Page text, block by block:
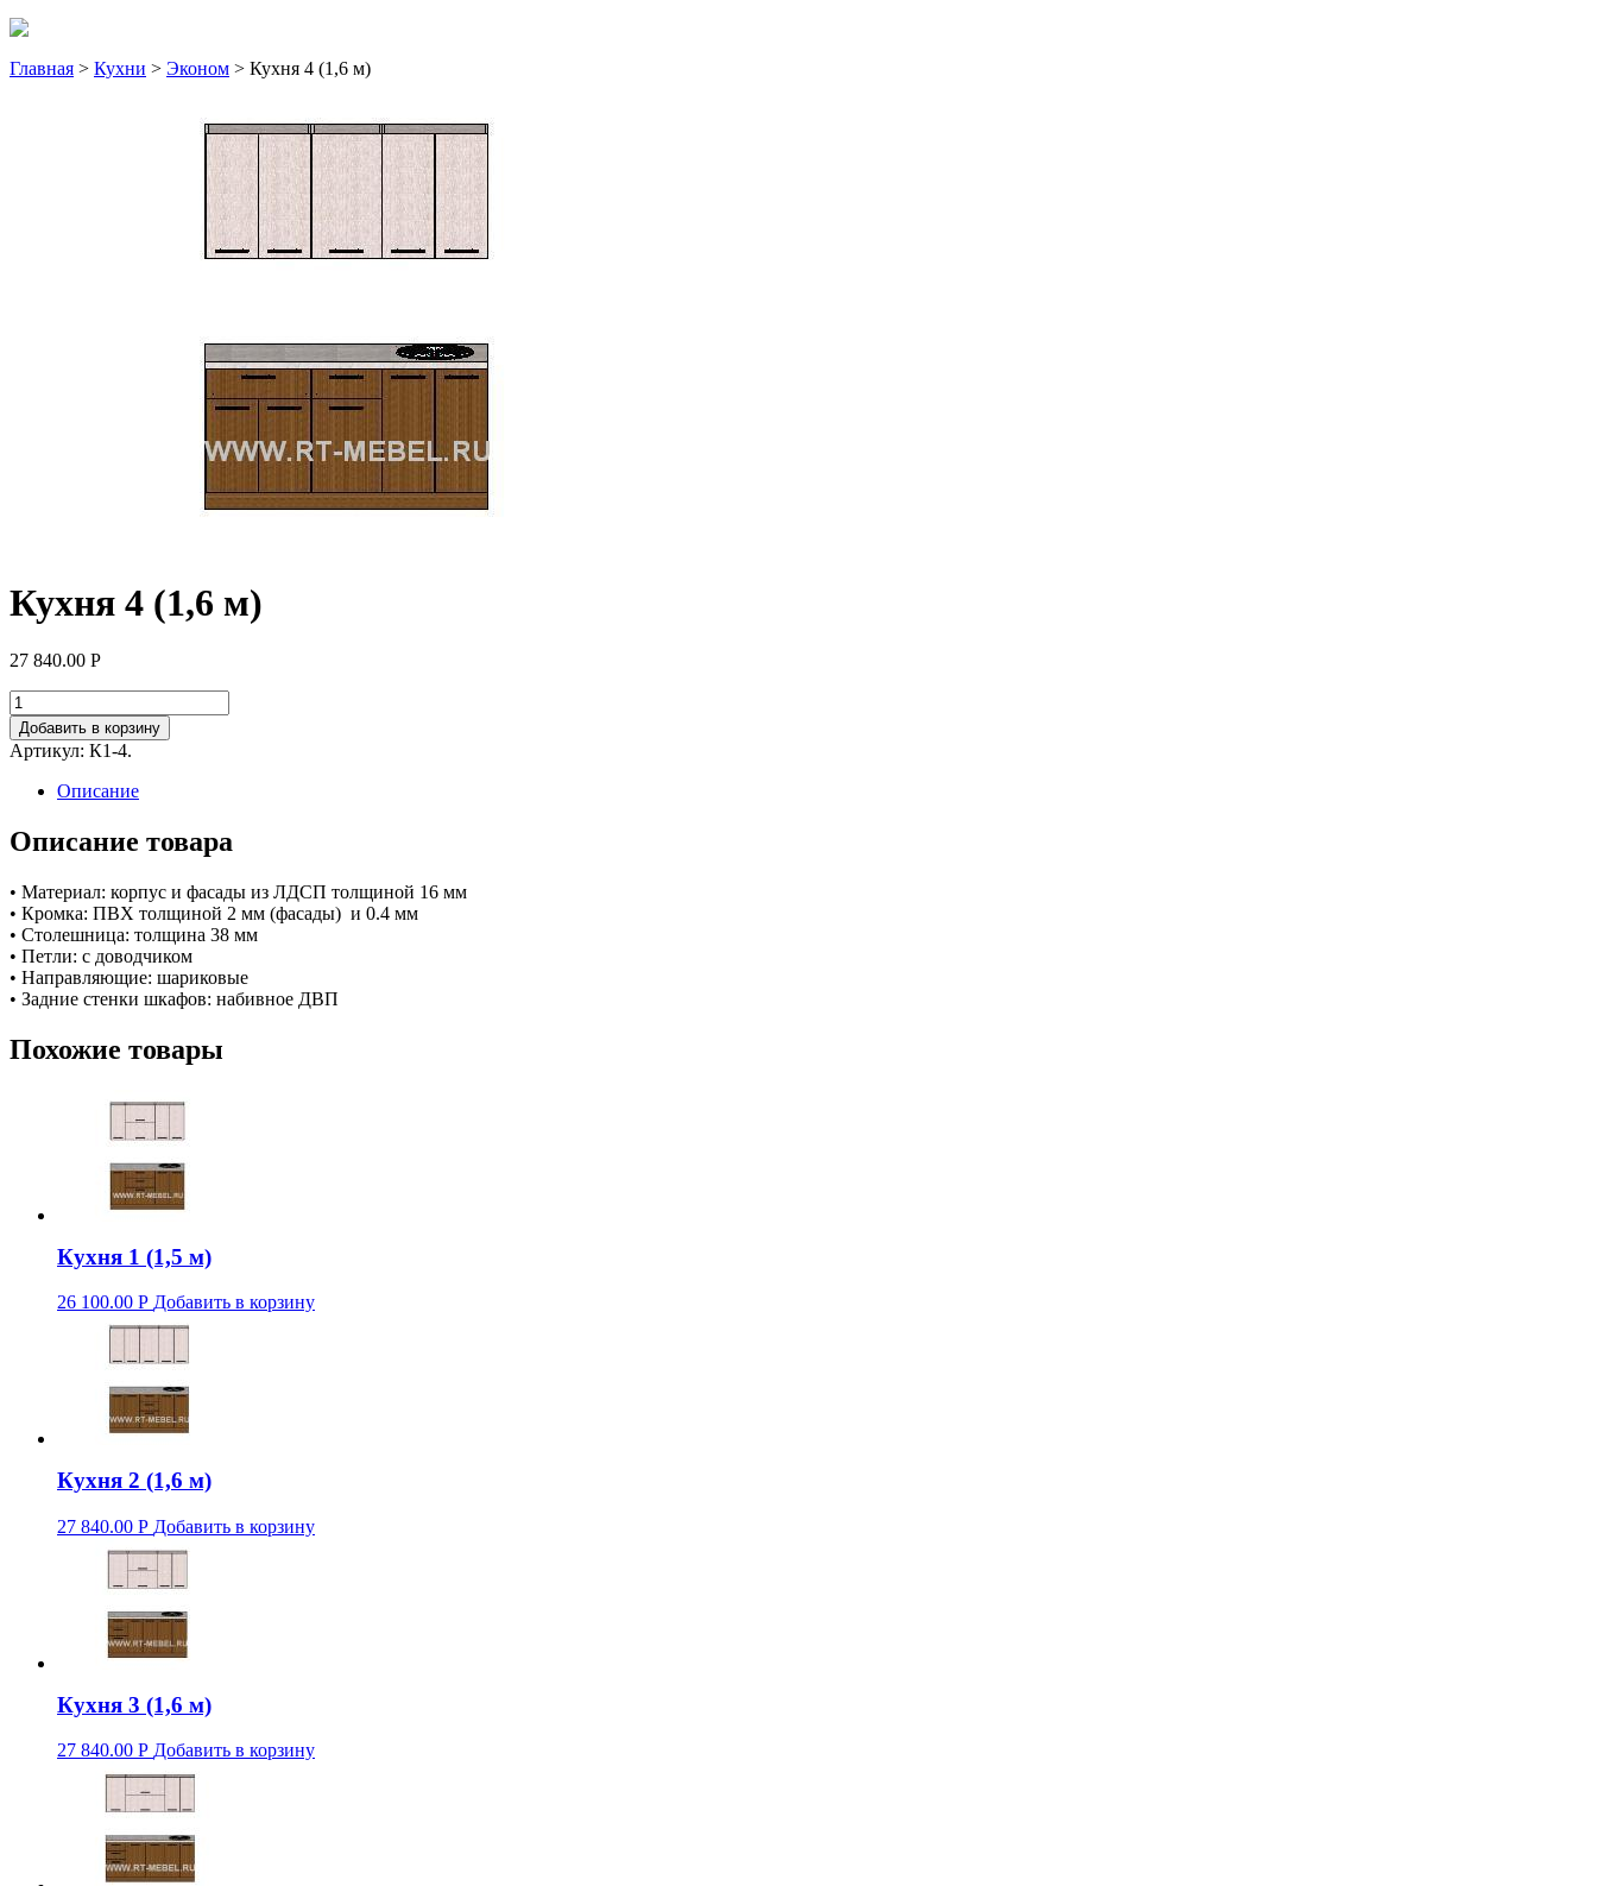
Главная > Кухни > Эконом > Кухня 4 (1,6 м)
Кухня 4 (1,6 м)
27 840.00 Р
Добавить в корзину
Артикул: К1-4.
Описание
Описание товара
• Материал: корпус и фасады из ЛДСП толщиной 16 мм
• Кромка: ПВХ толщиной 2 мм (фасады) и 0.4 мм
• Столешница: толщина 38 мм
• Петли: с доводчиком
• Направляющие: шариковые
• Задние стенки шкафов: набивное ДВП
Похожие товары
Кухня 1 (1,5 м)
26 100.00 Р Добавить в корзину
Кухня 2 (1,6 м)
27 840.00 Р Добавить в корзину
Кухня 3 (1,6 м)
27 840.00 Р Добавить в корзину